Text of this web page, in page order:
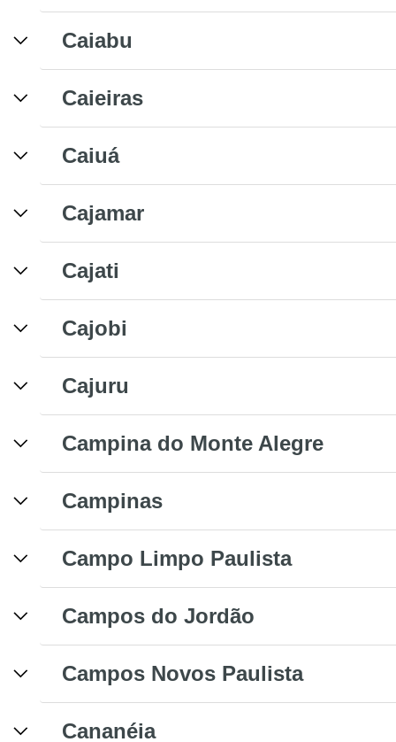
Caiabu
Caieiras
Caiuá
Cajamar
Cajati
Cajobi
Cajuru
Campina do Monte Alegre
Campinas
Campo Limpo Paulista
Campos do Jordão
Campos Novos Paulista
Cananéia